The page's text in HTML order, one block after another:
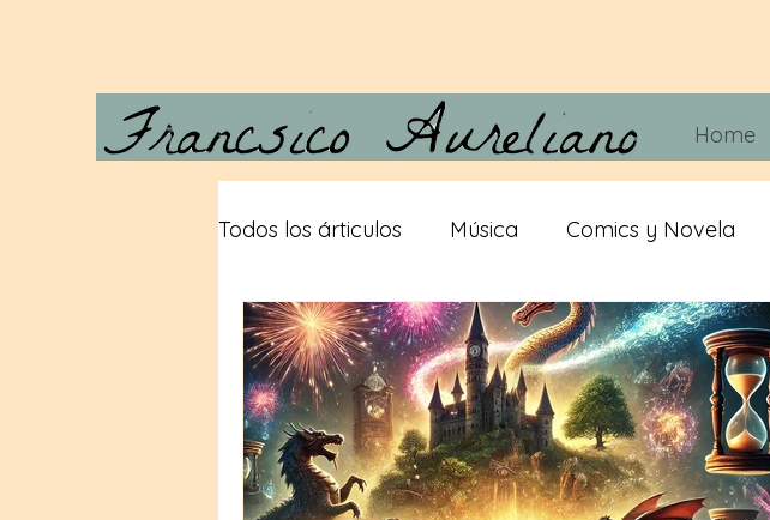
Home
Todos los árticulos Música Comics y Novela
Carta a Vera Desde las tripas Juegos
Gigantes Teorias conspiracion cerveza